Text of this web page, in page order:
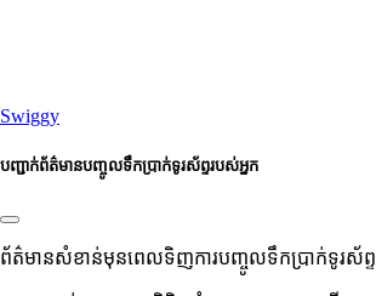
Swiggy
បញ្ជាក់ព័ត៌មានបញ្ចូលទឹកប្រាក់ទូរស័ព្ទរបស់អ្នក
ព័ត៌មានសំខាន់មុនពេលទិញការបញ្ចូលទឹកប្រាក់ទូរស័ព្ទ